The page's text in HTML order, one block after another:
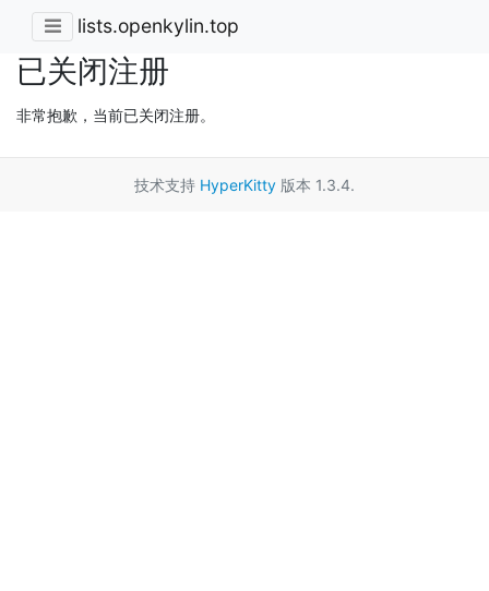
lists.openkylin.top
已关闭注册
非常抱歉，当前已关闭注册。
技术支持 HyperKitty 版本 1.3.4.